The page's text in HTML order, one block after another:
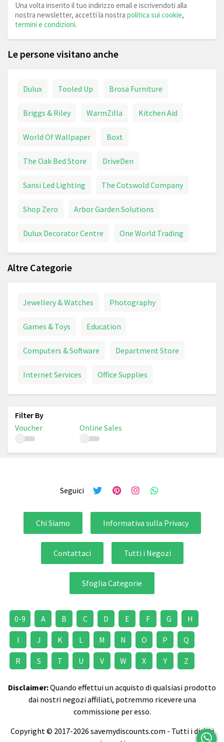
Una volta inserito il tuo indirizzo email e iscrivendoti alla
nostra newsletter, accetti la nostra politica sui cookie,
termini e condizioni.
Le persone visitano anche
Dulux Tooled Up Brosa Furniture
Briggs & Riley WarmZilla Kitchen Aid
World Of Wallpaper Boxt
The Oak Bed Store DriveDen
Sansi Led Lighting The Cotswold Company
Shop Zero Arbor Garden Solutions
Dulux Decorator Centre One World Trading
Altre Categorie
Jewellery & Watches Photography
Games & Toys Education
Computers & Software Department Store
Internet Services Office Supplies
Voucher Online Sales
Seguici
Chi Siamo Informativa sulla Privacy
Contattaci Tutti i Negozi
Sfoglia Categorie
0-9 A B C D E F G H
I J K L M N O P Q
R S T U V W X Y Z
Disclaimer:Quando effettui un acquisto di qualsiasi prodotto
dai nostri negozi affiliati, potremmo ricevere una
commissione per esso.
Copyright © 2017-2026 savemydiscounts.com - Tutti i diritti